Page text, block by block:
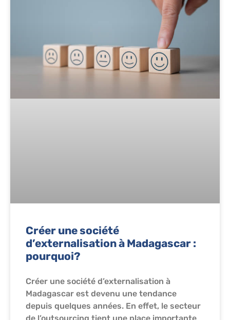
Créer une société
d’externalisation à Madagascar :
pourquoi?
Créer une société d’externalisation à
Madagascar est devenu une tendance
depuis quelques années. En effet, le secteur
de l’outsourcing tient une place importante